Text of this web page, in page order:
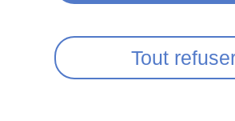
une étude du
de voitures
baisser d’un
Tout